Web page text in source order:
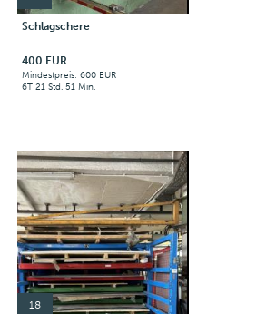
Schlagschere
400 EUR
Mindestpreis: 600 EUR
6T 21 Std. 51 Min.
18